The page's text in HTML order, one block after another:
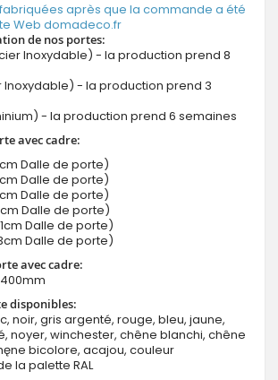
après que la commande a été
Web domadeco.fr
de nos portes:
Inoxydable) - la production prend 8
Inoxydable) - la production prend 3
- la production prend 6 semaines
avec cadre:
Dalle de porte)
Dalle de porte)
Dalle de porte)
Dalle de porte)
Dalle de porte)
Dalle de porte)
avec cadre:
disponibles:
noir, gris argenté, rouge, bleu, jaune,
noyer, winchester, chêne blanchi, chêne
bicolore, acajou, couleur
la palette RAL